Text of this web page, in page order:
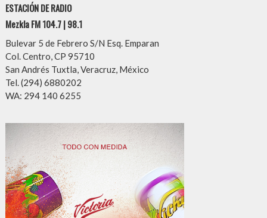
ESTACIÓN DE RADIO
Mezkla FM 104.7 | 98.1
Bulevar 5 de Febrero S/N Esq. Emparan
Col. Centro, CP 95710
San Andrés Tuxtla, Veracruz, México
Tel. (294) 6880202
WA: 294 140 6255